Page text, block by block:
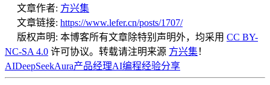
文章作者: 方兴集
文章链接: https://www.lefer.cn/posts/1707/
版权声明: 本博客所有文章除特别声明外，均采用 CC BY-
NC-SA 4.0 许可协议。转载请注明来源 方兴集！
AIDeepSeekAura产品经理AI编程经验分享